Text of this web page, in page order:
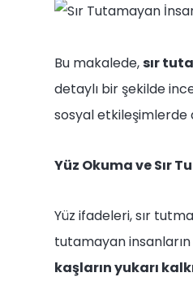
Bu makalede,sır
detaylı bir şekilde
sosyal etkileşimlerde
Yüz Okuma ve Sır
Yüz ifadeleri, sır
tutamayan
kaşların yukarı